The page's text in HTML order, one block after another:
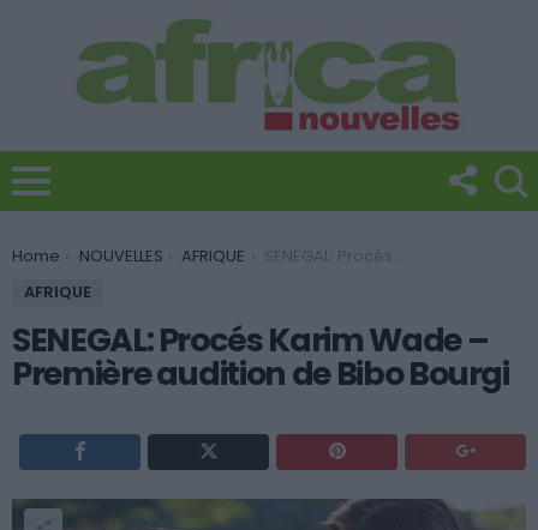
You are here:
Home NOUVELLES AFRIQUE
SENEGAL: Procés Karim Wade – Première audition de Bibo Bourgi
AFRIQUE
SENEGAL: Procés Karim Wade –
Première audition de Bibo Bourgi